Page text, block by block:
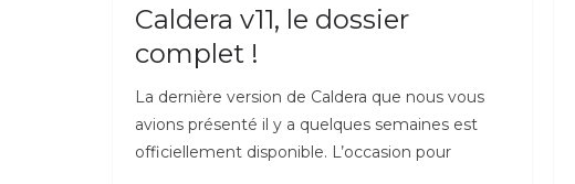
Caldera v11, le dossier
complet !
La dernière version de Caldera que nous vous
avions présenté il y a quelques semaines est
officiellement disponible. L’occasion pour